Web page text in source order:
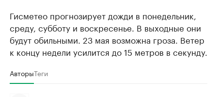
Гисметео прогнозирует дожди в понедельник,
среду, субботу и воскресенье. В выходные они
будут обильными. 23 мая возможна гроза. Ветер
к концу недели усилится до 15 метров в секунду.
АвторыТеги